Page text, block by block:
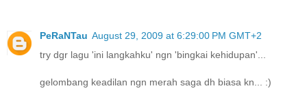
PeRaNTau August 29, 2009 at 6:29:00 PM GMT+2
try dgr lagu 'ini langkahku' ngn 'bingkai kehidupan'...
gelombang keadilan ngn merah saga dh biasa kn... :)